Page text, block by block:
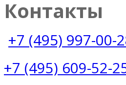
Контакты
+7 (495) 997-00-
+7 (495) 609-52-